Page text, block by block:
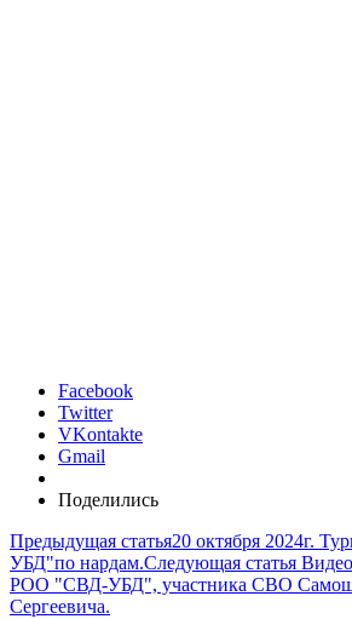
Facebook
Twitter
VKontakte
Gmail
Поделились
Предыдущая статья20 октября 2024г.
УБД"по нардам.Следующая статья
РОО "СВД-УБД", участника СВО
Сергеевича.